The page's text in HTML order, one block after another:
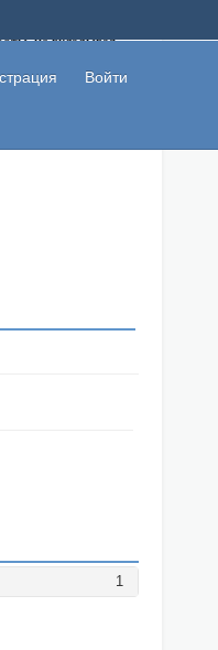
не вкладывая
зарабатывать
Войти
1